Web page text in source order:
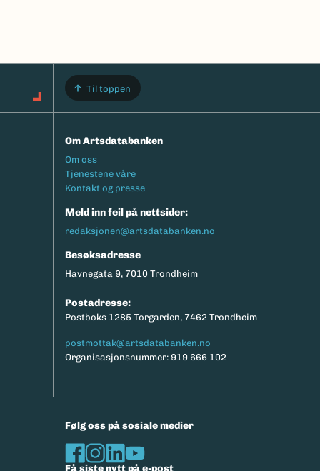
Til toppen
Om Artsdatabanken
Footermeny
Om oss
Tjenestene våre
Kontakt og presse
Meld inn feil på nettsider:
redaksjonen@artsdatabanken.no
Besøksadresse
Havnegata 9, 7010 Trondheim
Postadresse:
Postboks 1285 Torgarden, 7462 Trondheim
postmottak@artsdatabanken.no
Organisasjonsnummer: 919 666 102
Følg oss på sosiale medier
Få siste nytt på e-post